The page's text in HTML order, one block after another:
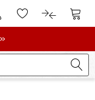
Kundenkonto
Zum Merkzettel.
Zum Zum